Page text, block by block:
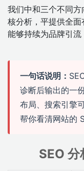
我们中和三个不同
核分析，平提供全
能够持续为品牌引流
一句话说明：
诊断后输出的一
布局、搜索引擎
帮你看清网站的
SEO 分